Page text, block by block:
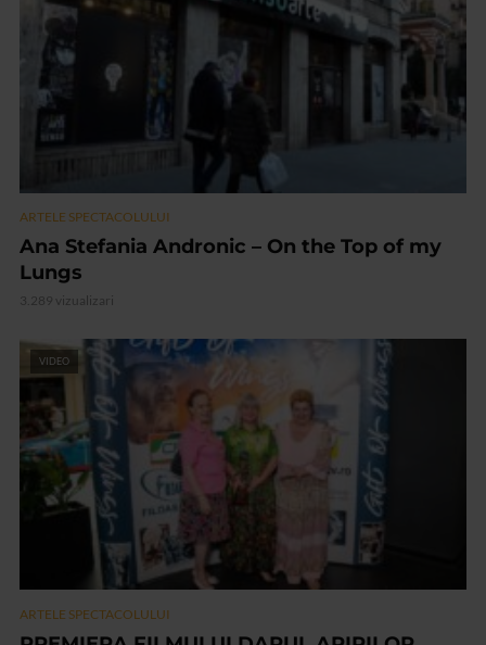
ARTELE SPECTACOLULUI
Ana Stefania Andronic – On the Top of my
Lungs
3.289 vizualizari
VIDEO
ARTELE SPECTACOLULUI